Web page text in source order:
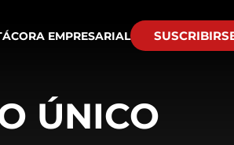
EMPRESARIAL
ÚNICO